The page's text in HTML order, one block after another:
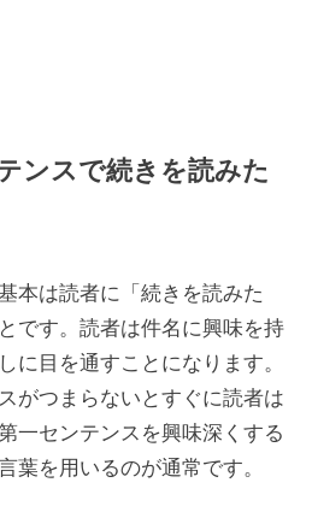
ンスで続きを読みた
本は読者に「続きを読みた
です。読者は件名に興味を持
に目を通すことになります。
がつまらないとすぐに読者は
一センテンスを興味深くする
葉を用いるのが通常です。